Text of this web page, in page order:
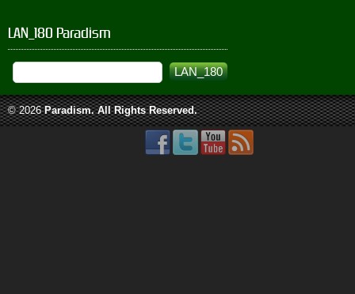
LAN_180 Paradism
© 2026 Paradism. All Rights Reserved.